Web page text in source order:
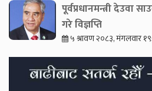
पूर्वप्रधानमन्त्री देउवा
गरे विज्ञप्ति
५ श्रावण २०८३, मंगलवार